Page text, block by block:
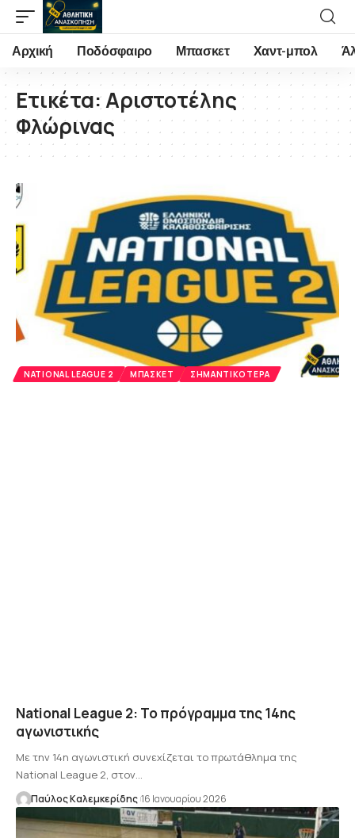
Αρχική Ποδόσφαιρο Μπασκετ Χαντ-μπολ
Ετικέτα:Αριστοτέλης
Φλώρινας
NATIONAL LEAGUE 2 ΜΠΆΣΚΕΤ ΣΗΜΑΝΤΙΚΌΤΕΡΑ
National League 2: Το πρόγραμμα της 14ης
αγωνιστικής
Με την 14η αγωνιστική συνεχίζεται το πρωτάθλημα της
National League 2, στον…
Παύλος Καλεμκερίδης 16 Ιανουαρίου 2026